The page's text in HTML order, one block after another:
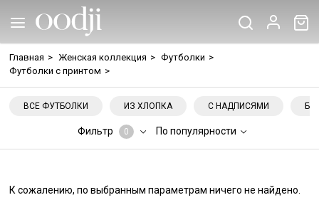
Главная > Женская коллекция > Футболки >
Футболки с принтом >
ВСЕ ФУТБОЛКИ ИЗ ХЛОПКА С НАДПИСЯМИ
Фильтр 0 По популярности
К сожалению, по выбранным параметрам ничего не найдено.